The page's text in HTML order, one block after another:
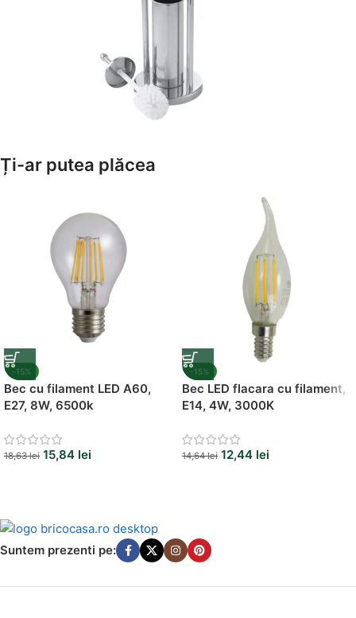
Suporți Hârtie Igenică
Ți-ar putea plăcea
-15%
Bec cu filament LED A60,
E27, 8W, 6500k
18,63lei 15,84 lei
-15%
Bec LED flacara cu filament,
E14, 4W, 3000K
14,64lei 12,44 lei
Suntem prezenti pe: